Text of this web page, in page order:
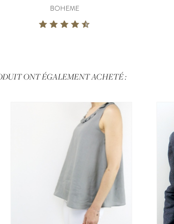
BOHEME
ONT ÉGALEMENT ACHETÉ :